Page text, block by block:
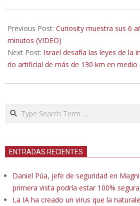
05-
25
Previous Post: Curiosity muestra sus 6
minutos (VIDEO)
Next Post: Israel desafía las leyes de la
río artificial de más de 130 km en medio
Search
ENTRADAS RECIENTES
Daniel Púa, jefe de seguridad en
primera vista podría estar 100%
La IA ha creado un virus que la